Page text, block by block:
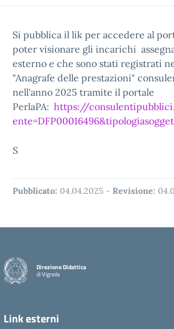
Si pubblica il lik per accedere al
poter visionare gli incarichi
esterno e che sono stati registrati
"Anagrafe delle prestazioni"
nell'anno 2025 tramite il portale
PerlaPA: https://
S
Pubblicato: 04.04.2025 - Revisione:
Direzione Didattica
di Vignola
Link esterni